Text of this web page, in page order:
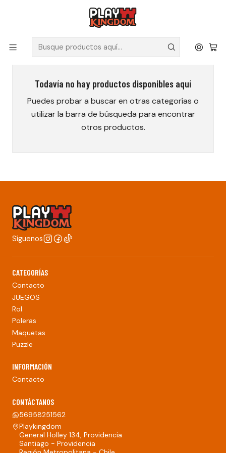
Solicita tus poleras y productos en nuestra tienda.
Mayor de 18 años
Todavía no hay productos disponibles aquí
Puedes probar a buscar en otras categorías o
utilizar la barra de búsqueda para encontrar
otros productos.
Síguenos
CATEGORÍAS
Contacto
JUEGOS
Rol
Poleras
Maquetas
Puzzle
INFORMACIÓN
Contacto
CONTÁCTANOS
56958251562
Playkingdom
General Holley 134, Providencia
Santiago - Providencia